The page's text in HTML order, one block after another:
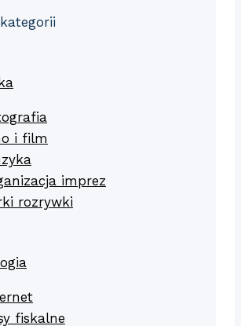
i film
imprez
rozrywki
fiskalne